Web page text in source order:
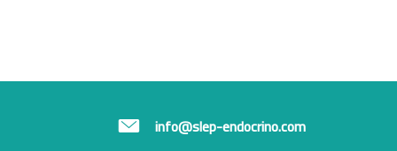
info@slep-endocrino.com